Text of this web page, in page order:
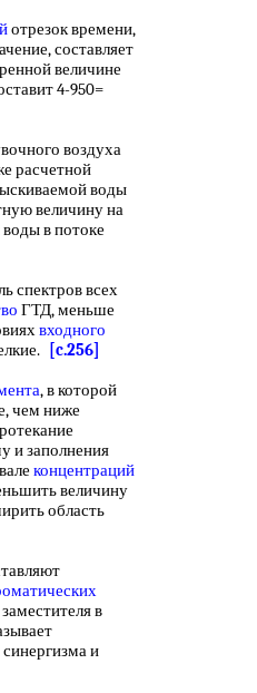
отрезок времени,
составляет
величине
4-950=
воздуха
расчетной
воды
величину на
в потоке
спектров всех
ГТД, меньше
входного
[c.256]
, в которой
чем ниже
и заполнения
концентраций
величину
область
в
и